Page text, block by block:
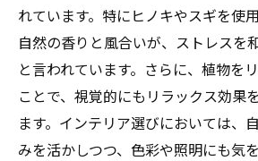
れています。特にヒノキやスギを使
自然の香りと風合いが、ストレスを
と言われています。さらに、植物を
ことで、視覚的にもリラックス効果
ます。インテリア選びにおいては、
みを活かしつつ、色彩や照明にも気